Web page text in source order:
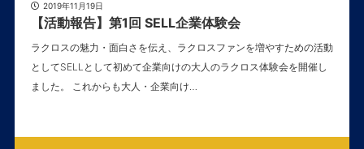
2019年11月19日
【活動報告】第1回 SELL企業体験会
ラクロスの魅力・面白さを伝え、ラクロスファンを増やすための活動
としてSELLとして初めて企業向けの大人のラクロス体験会を開催し
ました。 これからも大人・企業向け…